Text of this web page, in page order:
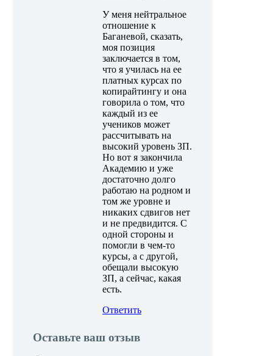
У меня нейтральное
отношение к
Баганевой, сказать,
моя позиция
заключается в том,
что я училась на ее
платных курсах по
копирайтингу и она
говорила о том, что
каждый из ее
учеников может
рассчитывать на
высокий уровень ЗП.
Но вот я закончила
Академию и уже
достаточно долго
работаю на родном и
том же уровне и
никаких сдвигов нет
и не предвидится. С
одной стороны и
помогли в чем-то
курсы, а с другой,
обещали высокую
ЗП, а сейчас, какая
есть.
Ответить
Оставьте ваш отзыв